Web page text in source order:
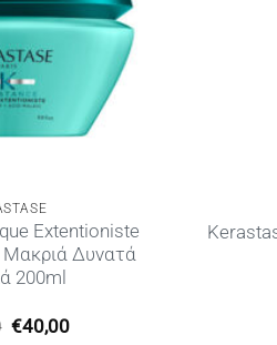
Extentioniste
Μακριά Δυνατά
200ml
Original
€40,00Η